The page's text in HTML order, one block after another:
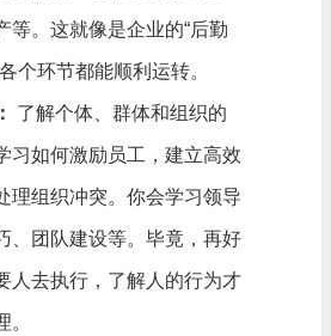
等。这就像是企业的“后勤
个环节都能顺利运转。
了解个体、群体和组织的
习如何激励员工，建立高效
理组织冲突。你会学习领导
、团队建设等。毕竟，再好
人去执行，了解人的行为才